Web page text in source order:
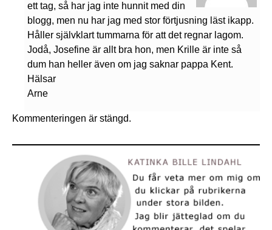
ett tag, så har jag inte hunnit med din
blogg, men nu har jag med stor förtjusning läst ikapp.
Håller självklart tummarna för att det regnar lagom.
Jodå, Josefine är allt bra hon, men Krille är inte så
dum han heller även om jag saknar pappa Kent.
Hälsar
Arne
Kommenteringen är stängd.